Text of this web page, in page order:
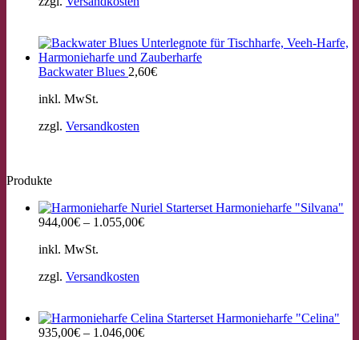
Backwater Blues 2,60€
inkl. MwSt.
zzgl. Versandkosten
Produkte
Starterset Harmonieharfe "Silvana"
944,00€ – 1.055,00€
inkl. MwSt.
zzgl. Versandkosten
Starterset Harmonieharfe "Celina"
935,00€ – 1.046,00€